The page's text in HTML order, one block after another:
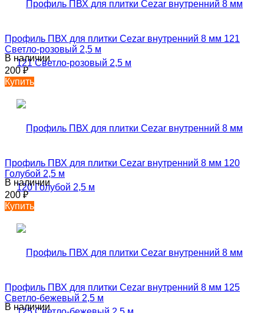
Профиль ПВХ для плитки Cezar внутренний 8 мм 121
Светло-розовый 2,5 м
В наличии
200₽
Купить
Профиль ПВХ для плитки Cezar внутренний 8 мм 120
Голубой 2,5 м
В наличии
200₽
Купить
Профиль ПВХ для плитки Cezar внутренний 8 мм 125
Светло-бежевый 2,5 м
В наличии